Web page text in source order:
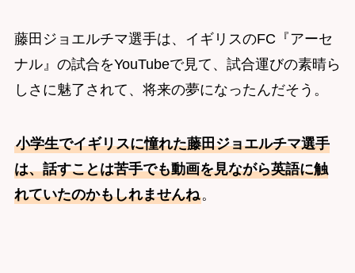
藤田ジョエルチマ選手は、イギリスのFC『アーセ
ナル』の試合をYouTubeで見て、試合運びの素晴ら
しさに魅了されて、将来の夢になったんだそう。
小学生でイギリスに憧れた藤田ジョエルチマ選手
は、話すことは苦手でも動画を見ながら英語に触
れていたのかもしれませんね。